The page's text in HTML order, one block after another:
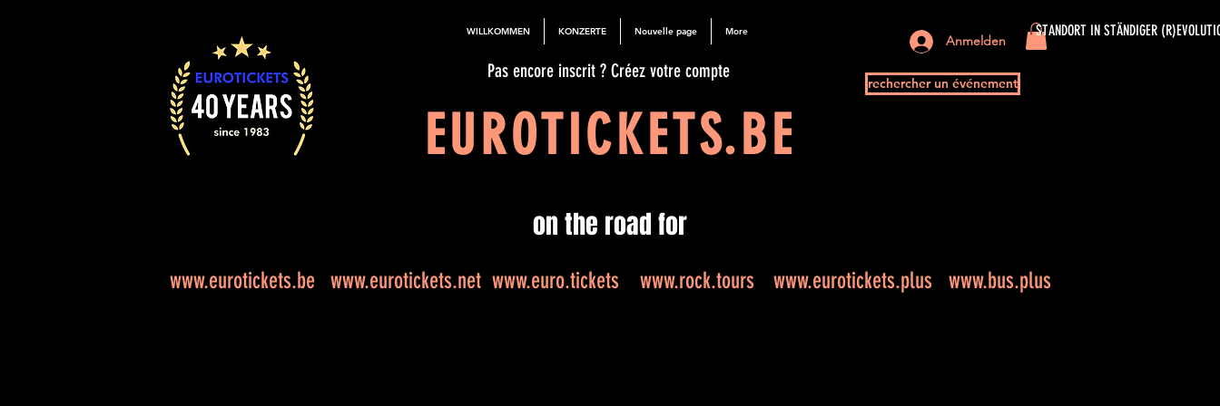
WILLKOMMEN KONZERTE Nouvelle page More STANDORT IN STÄNDIGER
Pas encore inscrit ? Créez votre compte
EUROTICKETS.BE
Anmelden
rechercher un événement
on the road for
www.eurotickets.be www.eurotickets.net www.euro.tickets www.rock.tours www.eurotickets.plus www.bus.plus